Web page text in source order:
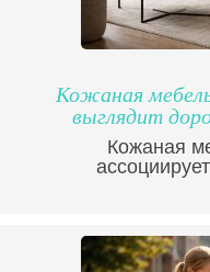
Кожаная
выглядит
Кожаная